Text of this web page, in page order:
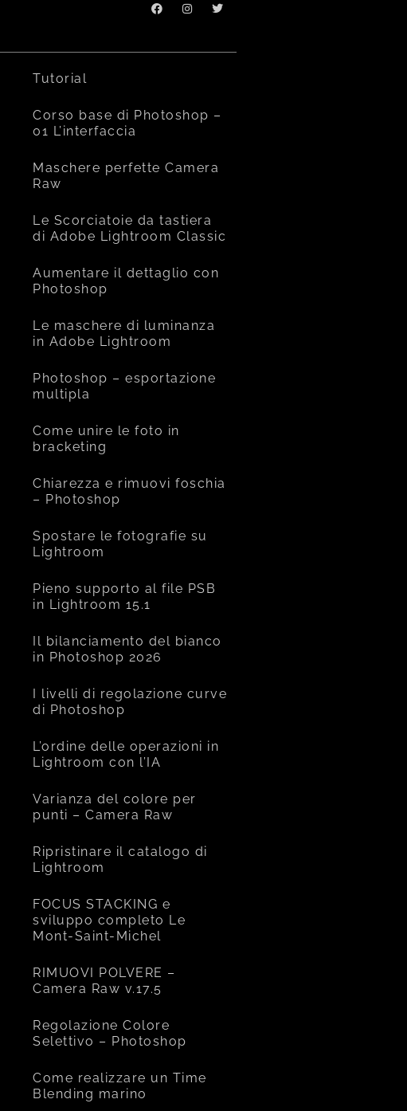
Tutorial
Corso base di Photoshop –
01 L’interfaccia
Maschere perfette Camera
Raw
Le Scorciatoie da tastiera
di Adobe Lightroom Classic
Aumentare il dettaglio con
Photoshop
Le maschere di luminanza
in Adobe Lightroom
Photoshop – esportazione
multipla
Come unire le foto in
bracketing
Chiarezza e rimuovi foschia
– Photoshop
Spostare le fotografie su
Lightroom
Pieno supporto al file PSB
in Lightroom 15.1
Il bilanciamento del bianco
in Photoshop 2026
I livelli di regolazione curve
di Photoshop
L’ordine delle operazioni in
Lightroom con l’IA
Varianza del colore per
punti – Camera Raw
Ripristinare il catalogo di
Lightroom
FOCUS STACKING e
sviluppo completo Le
Mont-Saint-Michel
RIMUOVI POLVERE –
Camera Raw v.17.5
Regolazione Colore
Selettivo – Photoshop
Come realizzare un Time
Blending marino